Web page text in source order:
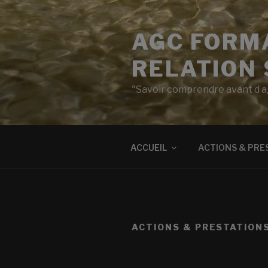
Aller
contenu
principal
AGC
RELATION
"Savoir comprendre avant d
ACCUEIL ACTIONS &
ACTIONS &